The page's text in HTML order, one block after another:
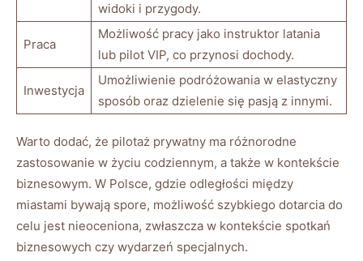
widoki i przygody.
Praca
Możliwość pracy​ jako instruktor latania
lub pilot ⁤VIP, co ​przynosi dochody.
Inwestycja
Umożliwienie⁤ podróżowania w ⁣elastyczny
sposób oraz dzielenie się pasją ⁣z ⁤innymi.
Warto dodać, że pilotaż prywatny ma różnorodne
zastosowanie w życiu⁣ codziennym, a także w ⁤kontekście
biznesowym. ⁢W⁢ Polsce, gdzie odległości‍ między
‍miastami bywają ⁤spore,‌ możliwość szybkiego⁣ dotarcia ​do
celu jest nieoceniona, zwłaszcza w kontekście spotkań
biznesowych⁤ czy wydarzeń specjalnych.